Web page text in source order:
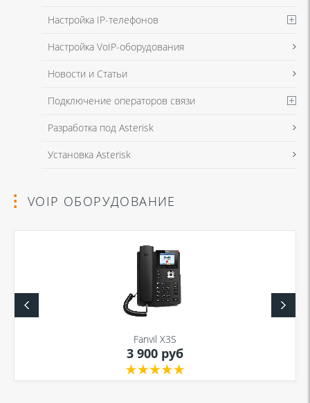
Настройка IP-телефонов
Настройка VoIP-оборудования
Новости и Статьи
Подключение операторов связи
Разработка под Asterisk
Установка Asterisk
VOIP ОБОРУДОВАНИЕ
Fanvil X3S
3 900 руб